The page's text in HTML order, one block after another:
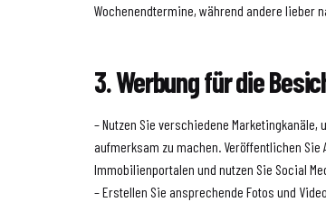
Wochenendtermine, während andere lieber
3. Werbung für die
– Nutzen Sie verschiedene
aufmerksam zu machen. Veröffentlichen Sie
Immobilienportalen und nutzen Sie Social
– Erstellen Sie ansprechende Fotos und